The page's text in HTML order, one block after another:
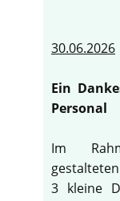
30.06.2026
Ein
Personal
Im
3 kleine